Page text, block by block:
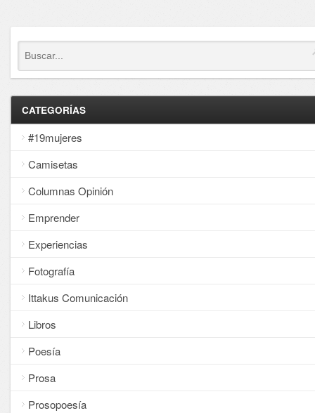
CATEGORÍAS
#19mujeres
Camisetas
Columnas Opinión
Emprender
Experiencias
Fotografía
Ittakus Comunicación
Libros
Poesía
Prosa
Prosopoesía